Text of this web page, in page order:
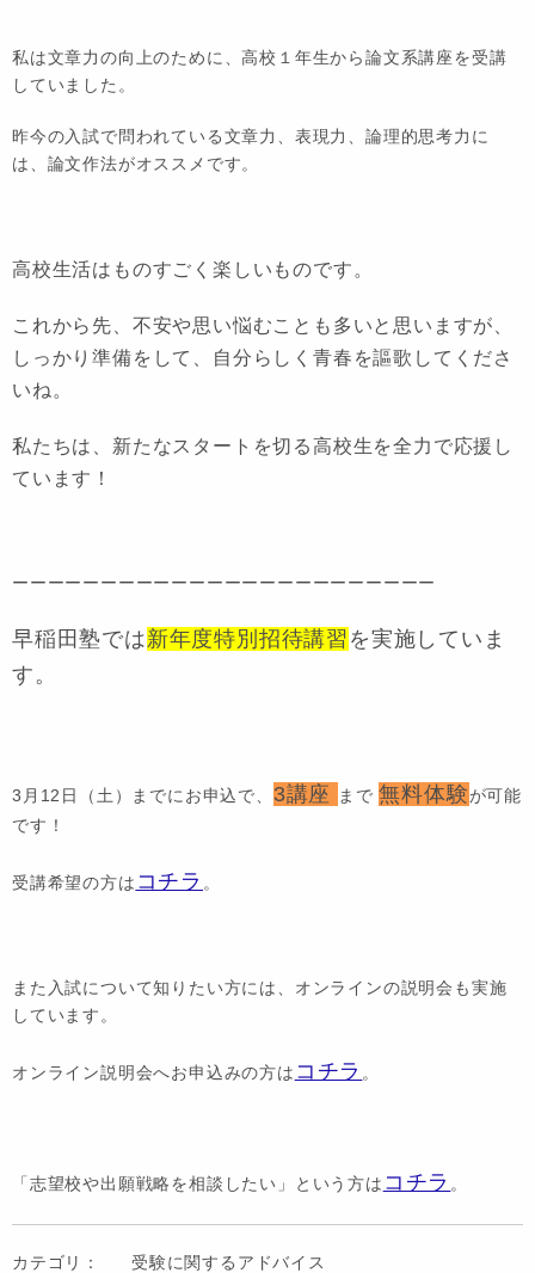
私は文章力の向上のために、高校１年生から論文系講座を受講
していました。
昨今の入試で問われている文章力、表現力、論理的思考力に
は、論文作法がオススメです。
高校生活はものすごく楽しいものです。
これから先、不安や思い悩むことも多いと思いますが、
しっかり準備をして、
自分らしく青春を謳歌してくださ
いね。
私たちは、新たなスタートを切る高校生を全力で応援し
ています！
ーーーーーーーーーーーーーーーーーーーーーーーー
早稲田塾では新年度特別招待講習 を実施していま
す。
3月12日（土）までにお申込で、 3講座 まで無料体験が可能
です！
受講希望の方は コチラ 。
また入試について知りたい方には、オンラインの説明会も実施
しています。
オンライン説明会へお申込みの方は コチラ 。
「志望校や出願戦略を相談したい」という方は コチラ 。
カテゴリ： 受験に関するアドバイス